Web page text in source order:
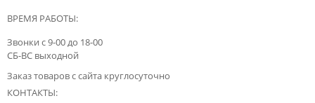
ВРЕМЯ РАБОТЫ:
Звонки с 9-00 до 18-00
СБ-ВС выходной
Заказ товаров с сайта круглосуточно
КОНТАКТЫ: